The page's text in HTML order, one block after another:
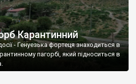
Карантинний
- Генуезька фортеця знаходиться в
пагорбі, який підноситься в